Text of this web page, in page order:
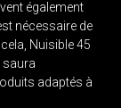
également
nécessaire de
Nuisible 45
saura
adaptés à